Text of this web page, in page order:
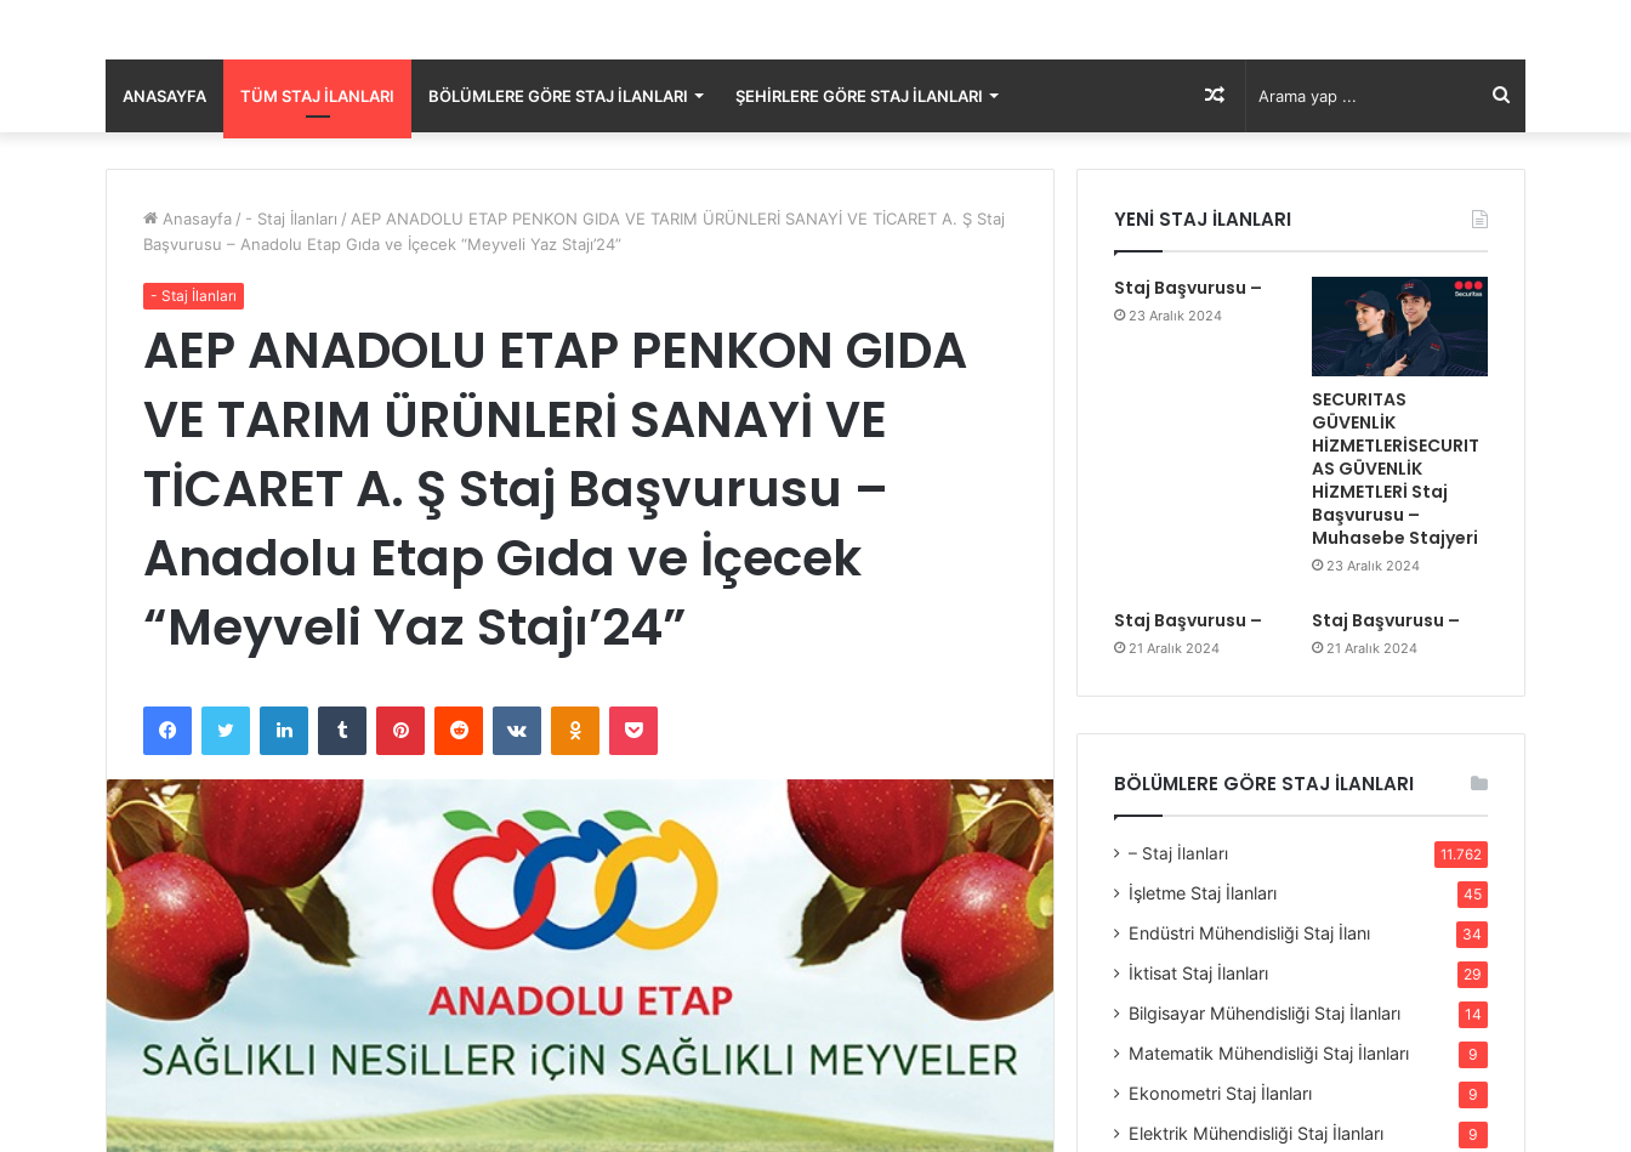
ANASAYFA TÜM STAJ İLANLARI BÖLÜMLERE GÖRE STAJ İLANLARI ŞEHIRLERE GÖRE STAJ İLANLARI
yap
Rastgele
Makale
Anasayfa / - Staj İlanları / AEP ANADOLU ETAP PENKON GIDA VE TARIM ÜRÜNLERİ SANAYİ VE TİCARET A. Ş Staj
Başvurusu – Anadolu Etap Gıda ve İçecek “Meyveli Yaz Stajı’24”
- Staj İlanları
AEP ANADOLU ETAP PENKON GIDA
VE TARIM ÜRÜNLERİ SANAYİ VE
TİCARET A. Ş Staj Başvurusu –
Anadolu Etap Gıda ve İçecek
“Meyveli Yaz Stajı’24”
YENİ STAJ İLANLARI
Staj Başvurusu –
23 Aralık 2024
SECURITAS
GÜVENLİK
HİZMETLERİSECURIT
AS GÜVENLİK
HİZMETLERİ Staj
Başvurusu –
Muhasebe Stajyeri
23 Aralık 2024
Staj Başvurusu –
21 Aralık 2024
Staj Başvurusu –
21 Aralık 2024
BÖLÜMLERE GÖRE STAJ İLANLARI
– Staj İlanları 11.762
İşletme Staj İlanları 45
Endüstri Mühendisliği Staj İlanı 34
İktisat Staj İlanları 29
Bilgisayar Mühendisliği Staj İlanları 14
Matematik Mühendisliği Staj İlanları 9
Ekonometri Staj İlanları 9
Elektrik Mühendisliği Staj İlanları 9